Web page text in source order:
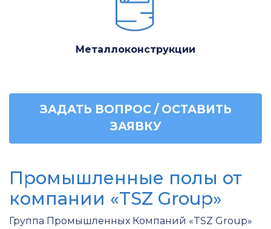
Металлоконструкции
ЗАДАТЬ ВОПРОС / ОСТАВИТЬ
ЗАЯВКУ
Промышленные полы от
компании «TSZ Group»
Группа Промышленных Компаний «TSZ Group»